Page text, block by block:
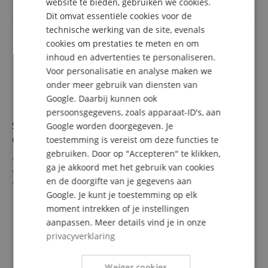
Sonero USB-C naar USB-C Laadkabel 60W
Grijs/Zwart 0,5 m
USB-C naar USB-C-stekker
USB 2.0 (480 Mbit/s)
60W Power Delivery
Kleur: Grijs/Zwart
Lengte: 0,5 m
meer laten zien
5,99 €
incl. BTW +Verzendkosten
SPANISH
Dit omvat essentiële cookies voor de
technische werking van de site, evenals
cookies om prestaties te meten en om
inhoud en advertenties te personaliseren.
Voor personalisatie en analyse maken we
onder meer gebruik van diensten van
Google. Daarbij kunnen ook
persoonsgegevens, zoals apparaat-ID's, aan
Google worden doorgegeven. Je
toestemming is vereist om deze functies te
gebruiken. Door op "Accepteren" te klikken,
ga je akkoord met het gebruik van cookies
en de doorgifte van je gegevens aan
Google. Je kunt je toestemming op elk
moment intrekken of je instellingen
aanpassen. Meer details vind je in onze
privacyverklaring